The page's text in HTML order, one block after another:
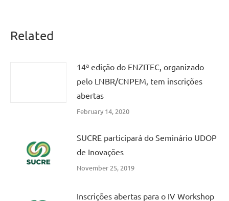
Related
14ª edição do ENZITEC, organizado
pelo LNBR/CNPEM, tem inscrições
abertas
February 14, 2020
SUCRE participará do Seminário UDOP
de Inovações
November 25, 2019
Inscrições abertas para o IV Workshop